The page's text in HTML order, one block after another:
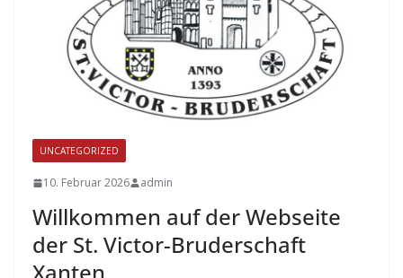
UNCATEGORIZED
10. Februar 2026 admin
Willkommen auf der Webseite
der St. Victor-Bruderschaft